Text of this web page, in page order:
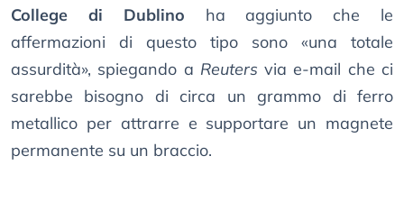
College di Dublino ha aggiunto che le
affermazioni di questo tipo sono «una totale
assurdità», spiegando a Reuters via e-mail che ci
sarebbe bisogno di circa un grammo di ferro
metallico per attrarre e supportare un magnete
permanente su un braccio.